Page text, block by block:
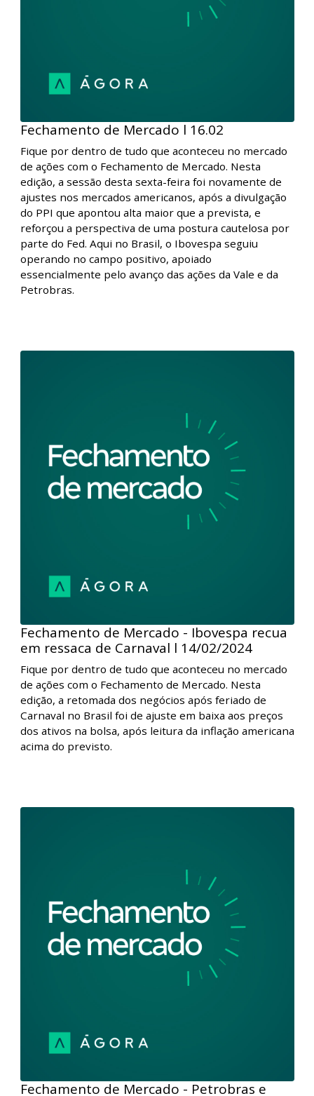
Fechamento de Mercado l 16.02
Fique por dentro de tudo que aconteceu no mercado
de ações com o Fechamento de Mercado. Nesta
edição, a sessão desta sexta-feira foi novamente de
ajustes nos mercados americanos, após a divulgação
do PPI que apontou alta maior que a prevista, e
reforçou a perspectiva de uma postura cautelosa por
parte do Fed. Aqui no Brasil, o Ibovespa seguiu
Fechamento de Mercado - Ibovespa recua
em ressaca de Carnaval l 14/02/2024
Fique por dentro de tudo que aconteceu no mercado
dos ativos na bolsa, após leitura da inflação americana